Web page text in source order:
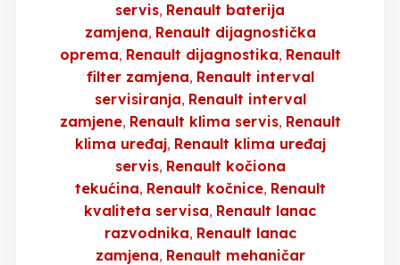
servis Renault baterija
zamjena Renault dijagnostička
oprema Renault dijagnostika Renault
filter zamjena Renault interval
servisiranja Renault interval
zamjene Renault klima servis Renault
klima uređaj Renault klima uređaj
servis Renault kočiona
tekućina Renault kočnice Renault
kvaliteta servisa Renault lanac
razvodnika Renault lanac
zamjena Renault mehaničar